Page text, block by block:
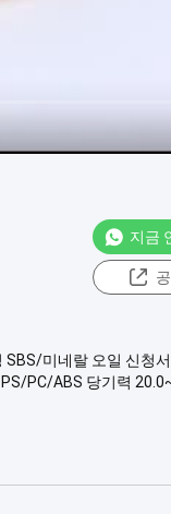
지금
SBS/미네랄 오일 신청
PC/ABS 당기력